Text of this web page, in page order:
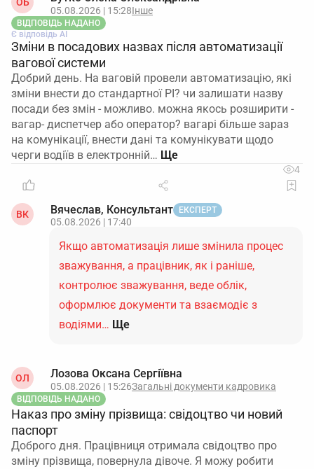
05.08.2026 | 15:28Інше
ВІДПОВІДЬ НАДАНО
Є відповідь АІ
Зміни в посадових назвах після автоматизації
вагової системи
Добрий день. На ваговій провели автоматизацію, які
зміни внести до стандартної РІ? чи залишати назву
посади без змін - можливо. можна якось розширити -
вагар- диспетчер або оператор? вагарі більше зараз
на комунікації, внести дані та комунікувати щодо
черги водіїв в електронній…
4
ВК Вячеслав, Консультант ЕКСПЕРТ
05.08.2026 | 17:40
Якщо автоматизація лише змінила процес
зважування, а працівник, як і раніше,
контролює зважування, веде облік,
оформлює документи та взаємодіє з
водіями… Ще
ОЛ Лозова Оксана Сергіївна
05.08.2026 | 15:26Загальні документи кадровика
ВІДПОВІДЬ НАДАНО
Наказ про зміну прізвища: свідоцтво чи новий
паспорт
Доброго дня. Працівниця отримала свідоцтво про
зміну прізвища, повернула дівоче. Я можу робити